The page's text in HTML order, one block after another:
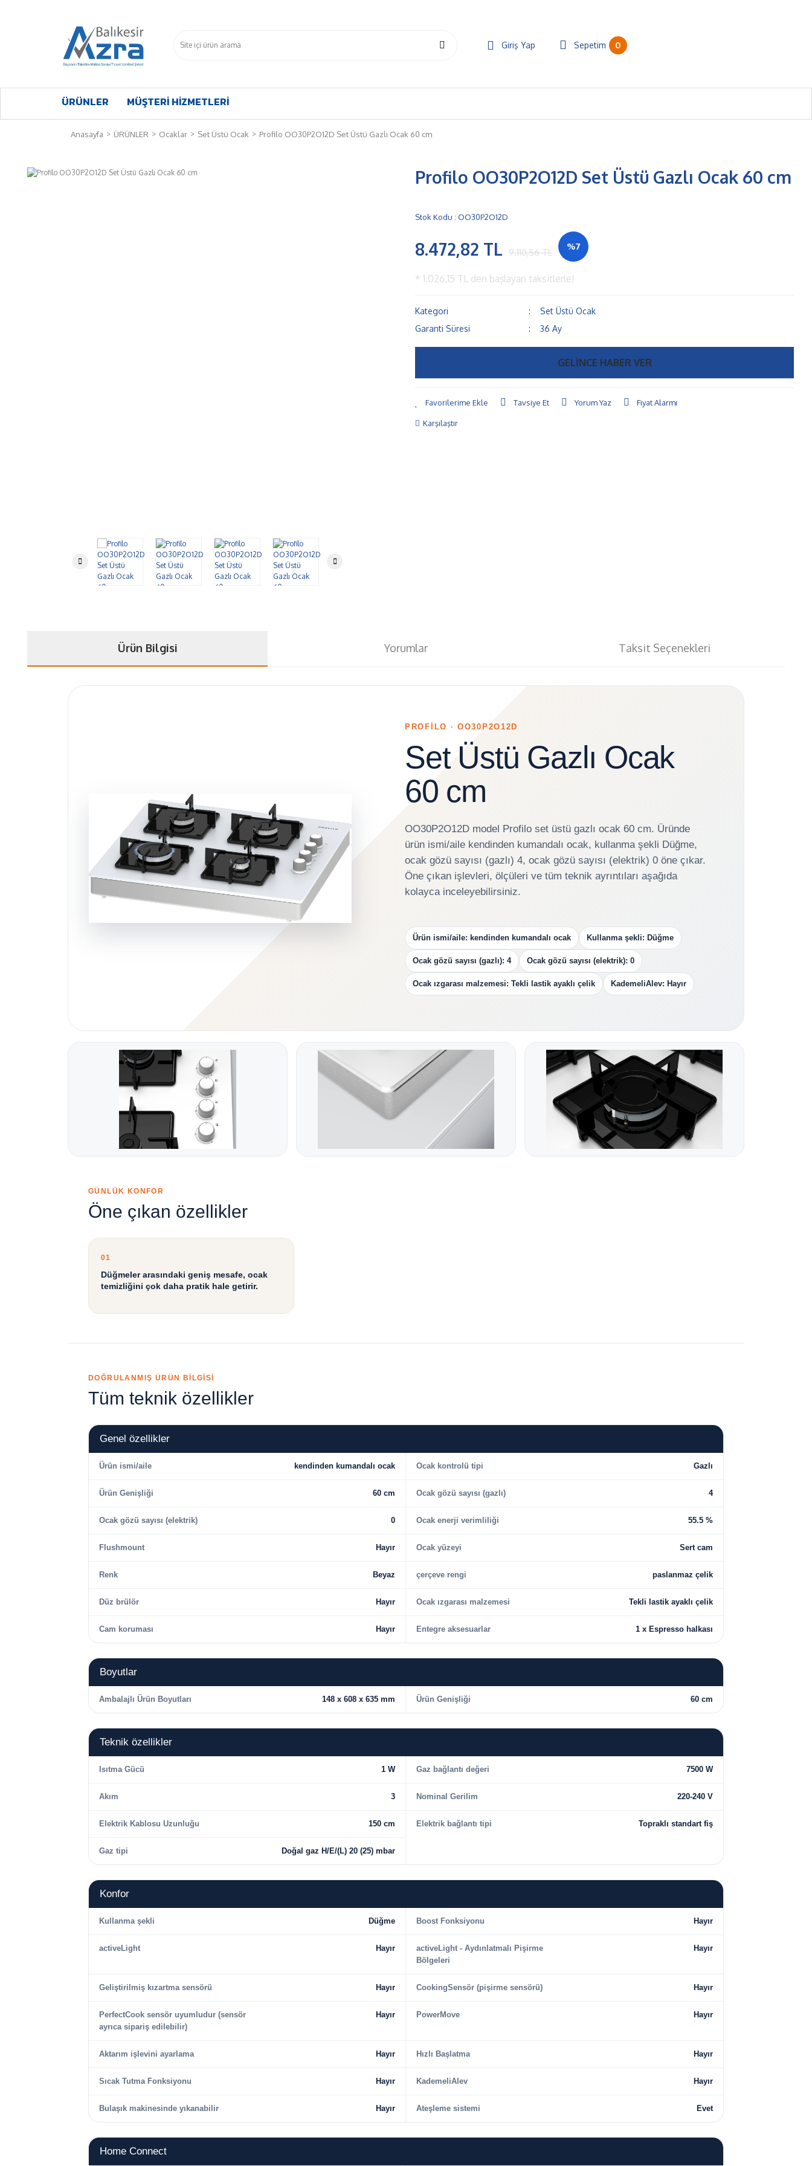
Giriş Yap Sepetim 0
ÜRÜNLER MÜŞTERİ HİZMETLERİ
Anasayfa ÜRÜNLER Ocaklar Set Üstü Ocak Profilo OO30P2O12D Set Üstü Gazlı Ocak 60 cm
Profilo OO30P2O12D Set Üstü Gazlı Ocak 60 cm
Stok Kodu : OO30P2O12D
8.472,82 TL 9.110,56 TL
%7
* 1.026,15 TL den başlayan taksitlerle!
Kategori
Set Üstü Ocak
Garanti Süresi
36 Ay
GELİNCE HABER VER
Tavsiye Et Yorum Yaz Fiyat Alarmı
Karşılaştır
Ürün Bilgisi Yorumlar Taksit Seçenekleri
PROFİLO · OO30P2O12D
Set Üstü Gazlı Ocak
60 cm
OO30P2O12D model Profilo set üstü gazlı ocak 60 cm. Üründe
ürün ismi/aile kendinden kumandalı ocak, kullanma şekli Düğme,
ocak gözü sayısı (gazlı) 4, ocak gözü sayısı (elektrik) 0 öne çıkar.
Öne çıkan işlevleri, ölçüleri ve tüm teknik ayrıntıları aşağıda
kolayca inceleyebilirsiniz.
Ürün ismi/aile: kendinden kumandalı ocak Kullanma şekli: Düğme
Ocak gözü sayısı (gazlı): 4 Ocak gözü sayısı (elektrik): 0
Ocak ızgarası malzemesi: Tekli lastik ayaklı çelik KademeliAlev: Hayır
GÜNLÜK KONFOR
Öne çıkan özellikler
01
Düğmeler arasındaki geniş mesafe, ocak
temizliğini çok daha pratik hale getirir.
DOĞRULANMIŞ ÜRÜN BİLGİSİ
Tüm teknik özellikler
Genel özellikler
Ürün ismi/aile kendinden kumandalı ocak Ocak kontrolü tipi Gazlı
Ürün Genişliği 60 cm Ocak gözü sayısı (gazlı) 4
Ocak gözü sayısı (elektrik) 0 Ocak enerji verimliliği 55.5 %
Flushmount Hayır Ocak yüzeyi Sert cam
Renk Beyaz çerçeve rengi paslanmaz çelik
Düz brülör Hayır Ocak ızgarası malzemesi Tekli lastik ayaklı çelik
Cam koruması Hayır Entegre aksesuarlar 1 x Espresso halkası
Boyutlar
Ambalajlı Ürün Boyutları 148 x 608 x 635 mm Ürün Genişliği 60 cm
Teknik özellikler
Isıtma Gücü 1 W Gaz bağlantı değeri 7500 W
Akım 3 Nominal Gerilim 220-240 V
Elektrik Kablosu Uzunluğu 150 cm Elektrik bağlantı tipi Topraklı standart fiş
Gaz tipi Doğal gaz H/E/(L) 20 (25) mbar
Konfor
Kullanma şekli Düğme Boost Fonksiyonu Hayır
activeLight Hayır
activeLight - Aydınlatmalı Pişirme
Bölgeleri
Hayır
Geliştirilmiş kızartma sensörü Hayır CookingSensör (pişirme sensörü) Hayır
PerfectCook sensör uyumludur (sensör
ayrıca sipariş edilebilir)
Hayır PowerMove Hayır
Aktarım işlevini ayarlama Hayır Hızlı Başlatma Hayır
Sıcak Tutma Fonksiyonu Hayır KademeliAlev Hayır
Bulaşık makinesinde yıkanabilir Hayır Ateşleme sistemi Evet
Home Connect